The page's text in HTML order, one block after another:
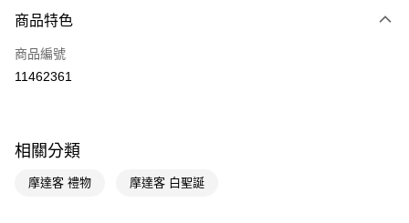
POYA支付
信用卡一次付款
商品特色
商品編號
11462361
相關分類
摩達客 禮物 摩達客 白聖誕